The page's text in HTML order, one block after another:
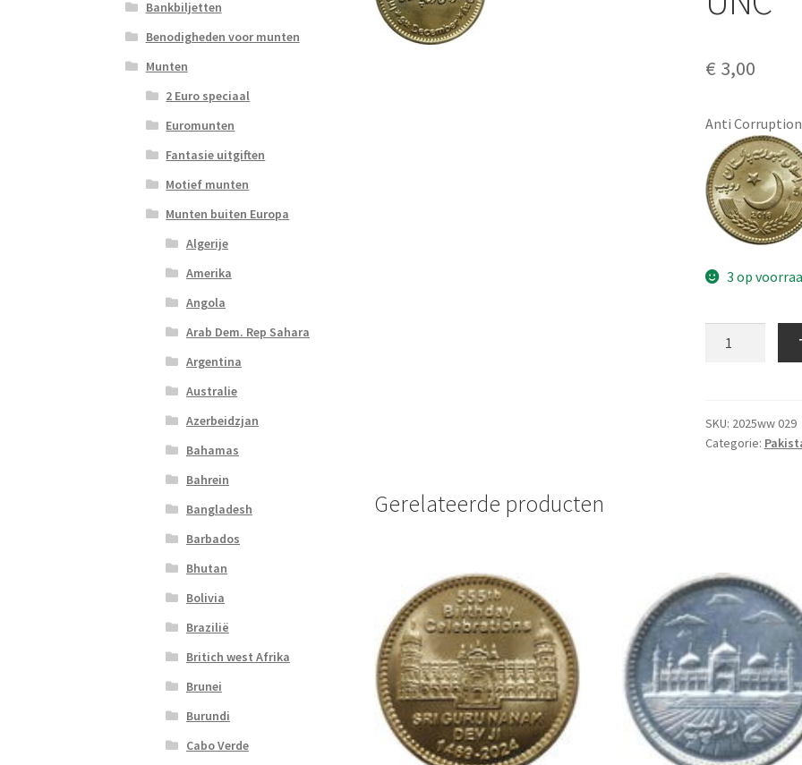
€ 3,00
Anti
3 op
UNC
aantal
SKU: 2025ww 029
Categorie:
Gerelateerde producten
Bankbiljetten
Benodigheden voor munten
Munten
2 Euro speciaal
Euromunten
Fantasie uitgiften
Motief munten
Munten buiten Europa
Algerije
Amerika
Angola
Arab Dem. Rep Sahara
Argentina
Australie
Azerbeidzjan
Bahamas
Bahrein
Bangladesh
Barbados
Bhutan
Bolivia
Brazilië
Britich west Afrika
Brunei
Burundi
Cabo Verde